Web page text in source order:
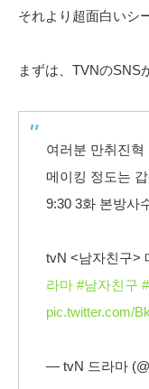
それより超面白いシ
まずは、TVNの
여러분 만취진혁
메이킹 정도는
9:30 3화 본방사
tvN <남자친구>
라마 #남자친구
pic.twitter.com/
— tvN 드라마